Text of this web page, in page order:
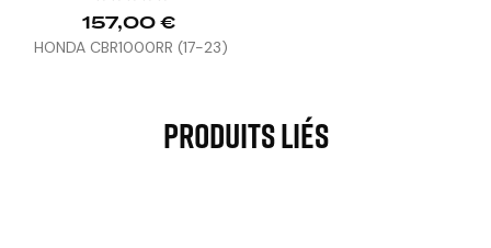
157,00 €
HONDA CBR1000RR (17-23)
Produits Liés